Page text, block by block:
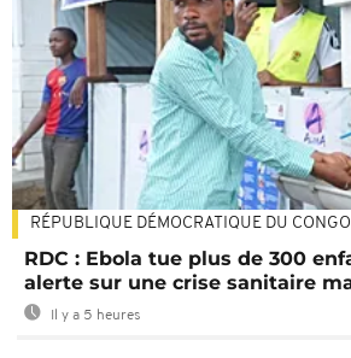
RÉPUBLIQUE DÉMOCRATIQUE DU CONGO
RDC : Ebola tue plus de 300
alerte sur une crise sanitaire
Il y a 5 heures